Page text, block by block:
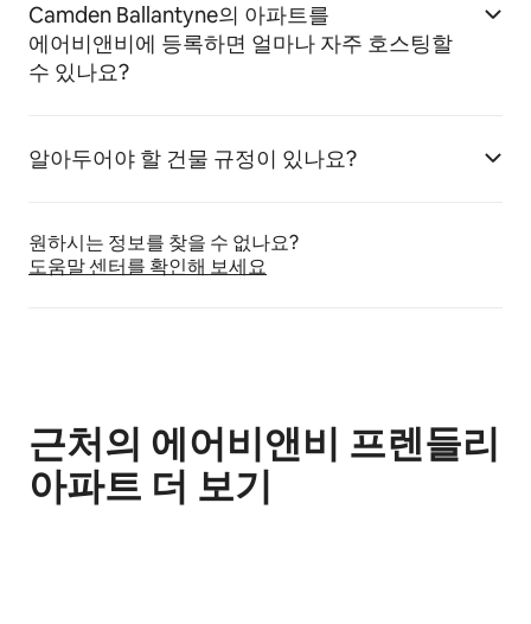
Camden Ballantyne의 아파트를
에어비앤비에 등록하면 얼마나 자주 호스팅할
수 있나요?
알아두어야 할 건물 규정이 있나요?
원하시는 정보를 찾을 수 없나요?
도움말 센터를 확인해 보세요
근처의 에어비앤비 프렌들리
아파트 더 보기